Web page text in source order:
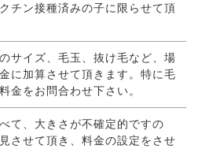
チン接種済みの子に限らせて頂
サイズ、毛玉、抜け毛など、場
に加算させて頂きます。特に毛
金をお問合わせ下さい。
て、大きさが不確定的ですの
させて頂き、料金の設定をさせ